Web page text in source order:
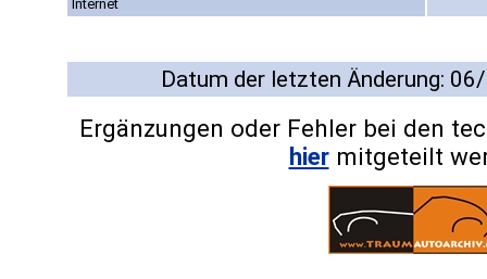
Internet
Datum der letzten Änderung:
Ergänzungen oder Fehler bei den
hiermitgeteilt